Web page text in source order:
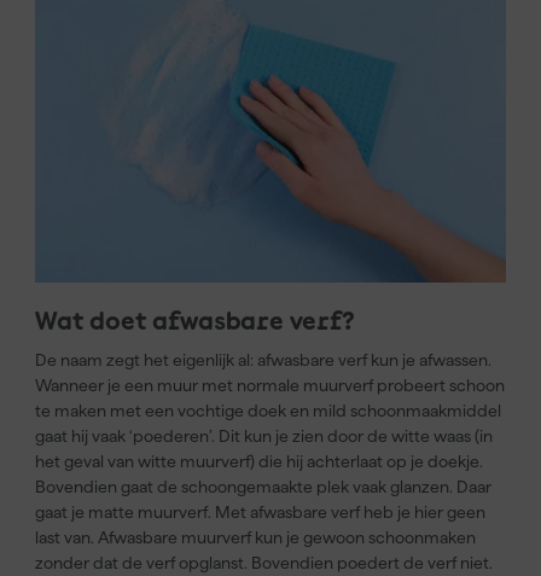
Wat doet afwasbare verf?
De naam zegt het eigenlijk al: afwasbare verf kun je afwassen.
Wanneer je een muur met normale muurverf probeert schoon
te maken met een vochtige doek en mild schoonmaakmiddel
gaat hij vaak ‘poederen’. Dit kun je zien door de witte waas (in
het geval van witte muurverf) die hij achterlaat op je doekje.
Bovendien gaat de schoongemaakte plek vaak glanzen. Daar
gaat je matte muurverf. Met afwasbare verf heb je hier geen
last van. Afwasbare muurverf kun je gewoon schoonmaken
zonder dat de verf opglanst. Bovendien poedert de verf niet.